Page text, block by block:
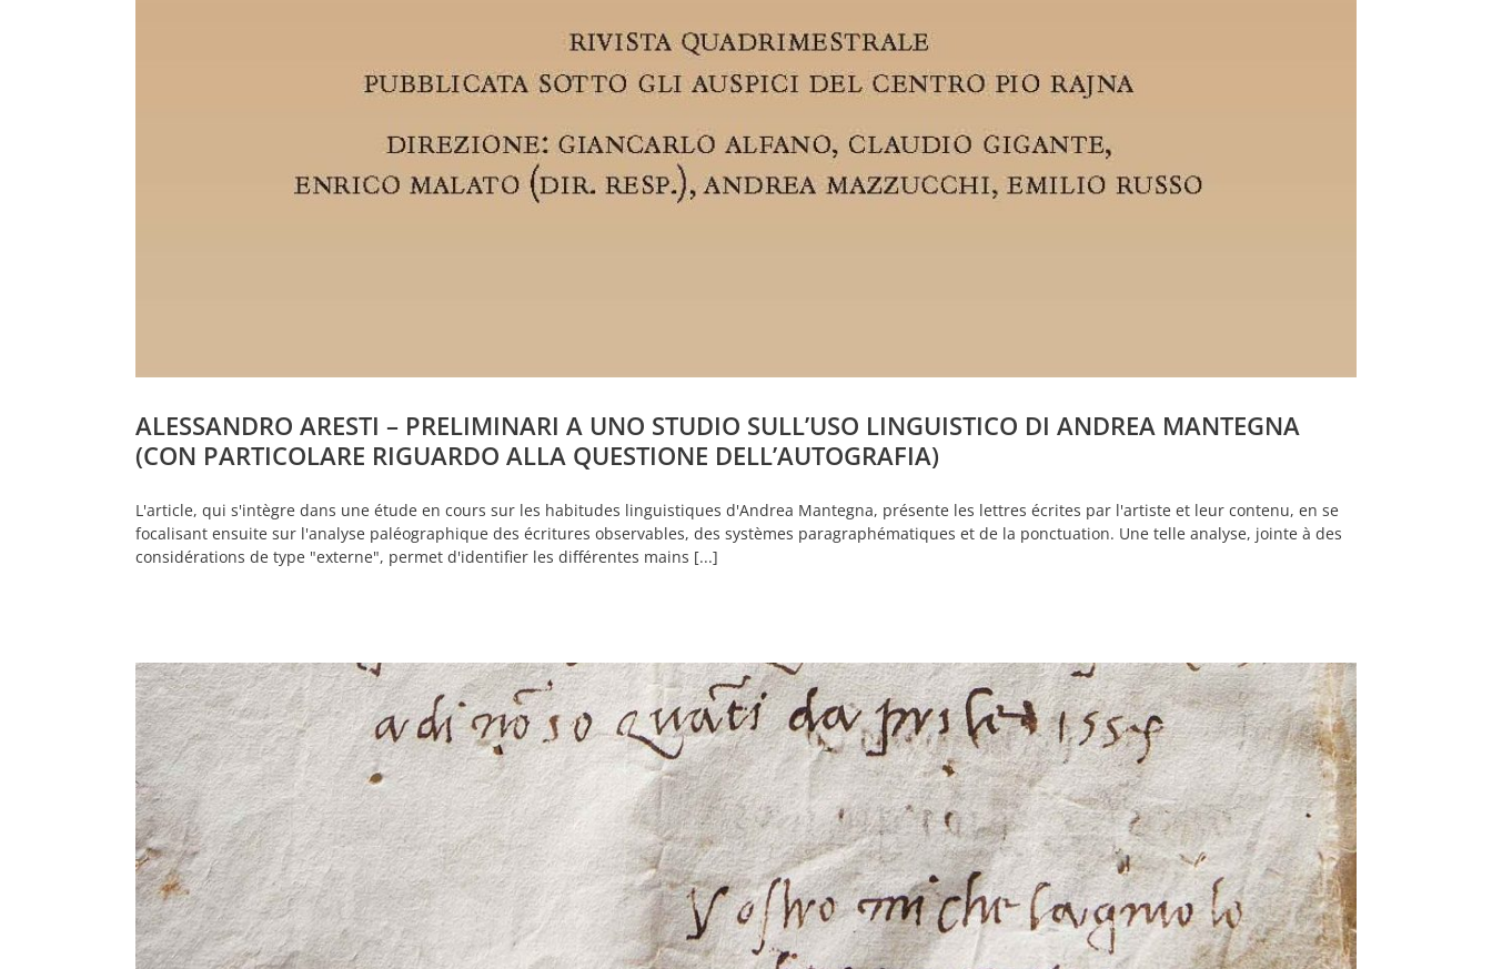
ALESSANDRO ARESTI – PRELIMINARI A UNO STUDIO SULL’USO LINGUISTICO DI ANDREA MANTEGNA
(CON PARTICOLARE RIGUARDO ALLA QUESTIONE DELL’AUTOGRAFIA)
L'article, qui s'intègre dans une étude en cours sur les habitudes linguistiques d'Andrea Mantegna, présente les lettres écrites par l'artiste et leur contenu, en se
focalisant ensuite sur l'analyse paléographique des écritures observables, des systèmes paragraphématiques et de la ponctuation. Une telle analyse, jointe à des
considérations de type "externe", permet d'identifier les différentes mains [...]